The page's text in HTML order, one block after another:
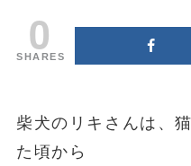
0
SHARES
柴犬のリキさんは、
た頃から